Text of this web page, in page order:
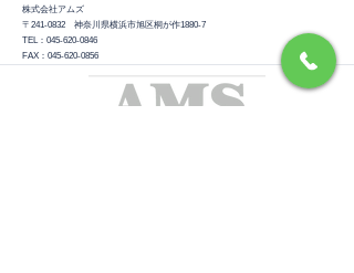
株式会社アムズ
〒241-0832 神奈川県横浜市旭区桐が作1880-7
TEL：045-620-0846
FAX：045-620-0856